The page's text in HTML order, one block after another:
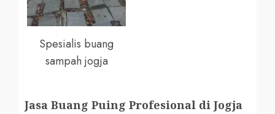
Spesialis buang
sampah jogja
Jasa Buang Puing Profesional di Jogja